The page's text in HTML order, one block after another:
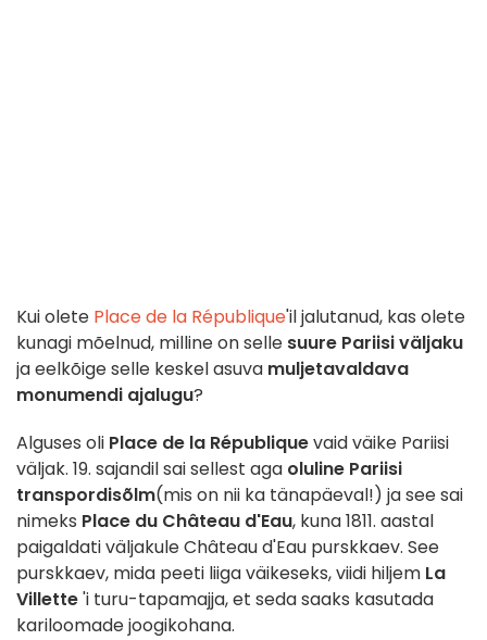
Kui olete Place de la République'il jalutanud, kas olete
kunagi mõelnud, milline on selle suure Pariisi väljaku
ja eelkõige selle keskel asuva muljetavaldava
monumendi ajalugu?
Alguses oli Place de la Républiquevaid väike Pariisi
väljak. 19. sajandil sai sellest aga oluline Pariisi
transpordisõlm(mis on nii ka tänapäeval!) ja see sai
nimeks Place du Château d'Eau, kuna 1811. aastal
paigaldati väljakule Château d'Eau purskkaev. See
purskkaev, mida peeti liiga väikeseks, viidi hiljem La
Villette'i turu-tapamajja, et seda saaks kasutada
kariloomade joogikohana.